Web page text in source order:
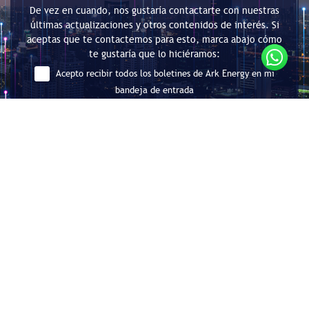
De vez en cuando, nos gustaría contactarte con nuestras
últimas actualizaciones y otros contenidos de interés. Si
aceptas que te contactemos para esto, marca abajo cómo
te gustaría que lo hiciéramos:
Acepto recibir todos los boletines de Ark Energy en mi
bandeja de entrada